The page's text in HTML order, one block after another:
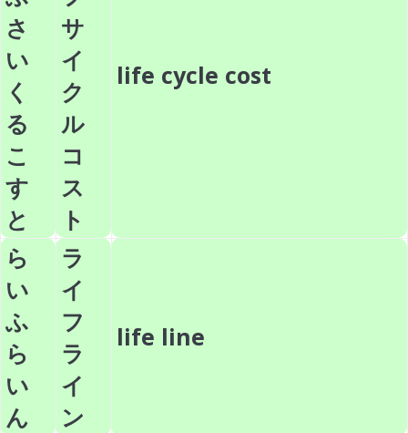
さ
い
く
る
こ
す
と
サ
イ
ク
ル
コ
ス
ト
life cycle cost
ら
い
ふ
ら
い
ん
ラ
イ
フ
ラ
イ
ン
life line